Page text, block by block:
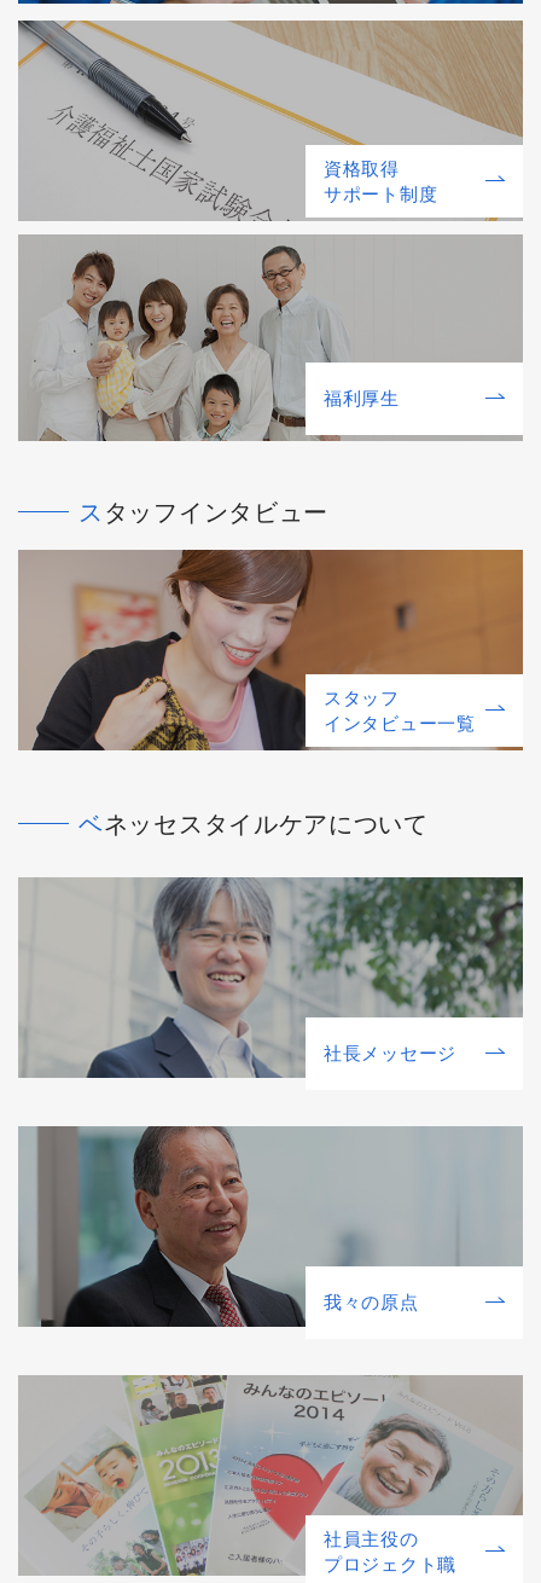
資格取得
サポート制度
福利厚⽣
スタッフインタビュー
スタッフ
インタビュー一覧
ベネッセスタイルケアについて
社⻑メッセージ
我々の原点
社員主役の
プロジェクト職